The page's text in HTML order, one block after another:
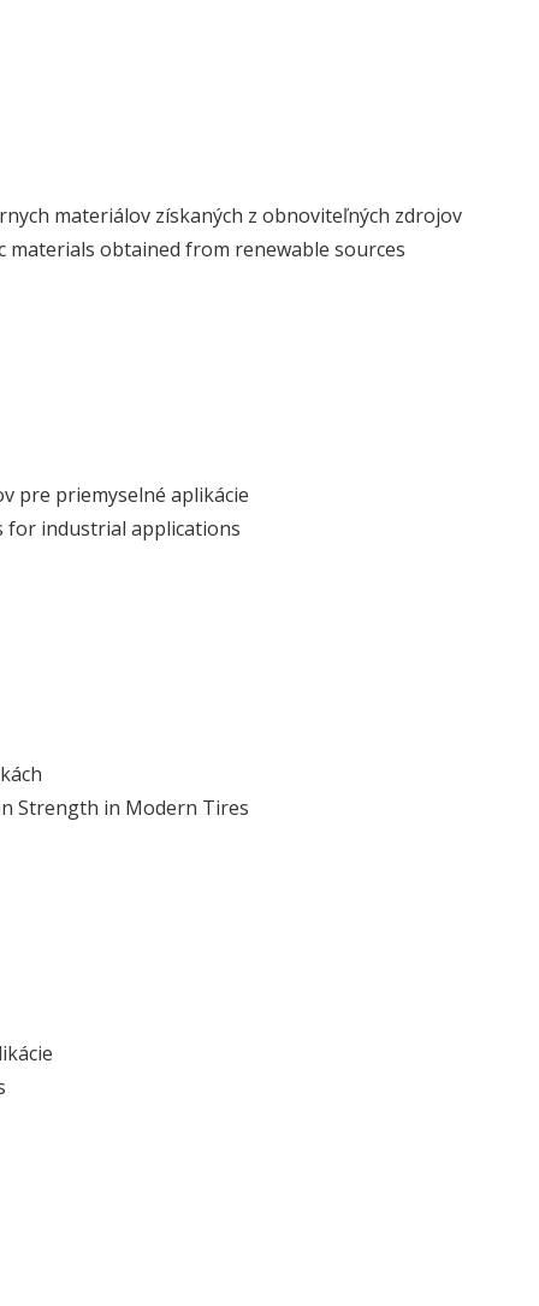
materiálov získaných z obnoviteľných zdrojov
materials obtained from renewable sources
pre priemyselné aplikácie
for industrial applications
Strength in Modern Tires